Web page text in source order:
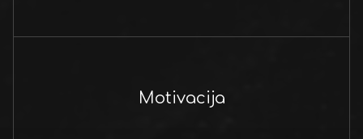
Motivacija